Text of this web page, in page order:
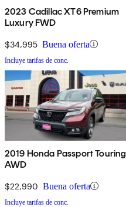
2023 Cadillac XT6 Premium
Luxury FWD
$34,995 Buena oferta
Incluye tarifas de conc.
2019 Honda Passport Touring
AWD
$22,990 Buena oferta
Incluye tarifas de conc.